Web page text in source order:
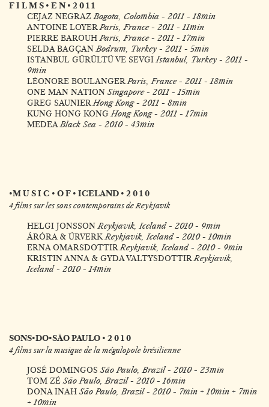
F I L M S • E N • 2 0 1 1
CEJAZ NEGRAZ Bogota, Colombia - 2011 - 18min
ANTOINE LOYER Paris, France - 2011 - 11min
PIERRE BAROUH Paris, France - 2011 - 17min
SELDA BAGÇAN Bodrum, Turkey - 2011 - 5min
ISTANBUL GÜRÜLTÜ VE SEVGI Istanbul, Turkey - 2011 -
9min
LÉONORE BOULANGER Paris, France - 2011 - 18min
ONE MAN NATION Singapore - 2011 - 15min
GREG SAUNIER Hong Kong - 2011 - 8min
KUNG HONG KONG Hong Kong - 2011 - 17min
MEDEA Black Sea - 2010 - 43min
•M U S I C • O F • ICELAND • 2 0 1 0
4 films sur les sons contemporains de Reykjavik
HELGI JONSSON Reykjavik, Iceland - 2010 - 9min
ÁRÓRA & ÚRVERK Reykjavik, Iceland - 2010 - 10min
ERNA OMARSDOTTIR Reykjavik, Iceland - 2010 - 9min
KRISTIN ANNA & GYDA VALTYSDOTTIR Reykjavik,
Iceland - 2010 - 14min
SONS•DO•SÃO PAULO • 2 0 1 0
4 films sur la musique de la mégalopole brésilienne
JOSÉ DOMINGOS São Paulo, Brazil - 2010 - 23min
TOM ZÉ São Paulo, Brazil - 2010 - 16min
DONA INAH São Paulo, Brazil - 2010 - 7min + 10min + 7min
+ 10min